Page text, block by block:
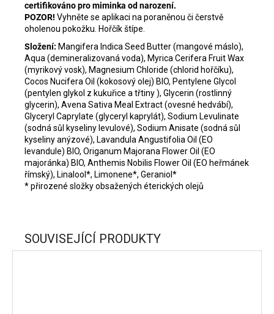
certifikováno pro miminka od narození.
POZOR! Vyhněte se aplikaci na poraněnou či čerstvě
oholenou pokožku. Hořčík štípe.
Složení: Mangifera Indica Seed Butter (mangové máslo),
Aqua (demineralizovaná voda), Myrica Cerifera Fruit Wax
(myrikový vosk), Magnesium Chloride (chlorid hořčíku),
Cocos Nucifera Oil (kokosový olej) BIO, Pentylene Glycol
(pentylen glykol z kukuřice a třtiny ), Glycerin (rostlinný
glycerin), Avena Sativa Meal Extract (ovesné hedvábí),
Glyceryl Caprylate (glyceryl kaprylát), Sodium Levulinate
(sodná sůl kyseliny levulové), Sodium Anisate (sodná sůl
kyseliny anýzové), Lavandula Angustifolia Oil (EO
levandule) BIO, Origanum Majorana Flower Oil (EO
majoránka) BIO, Anthemis Nobilis Flower Oil (EO heřmánek
římský), Linalool*, Limonene*, Geraniol*
* přirozené složky obsažených éterických olejů
SOUVISEJÍCÍ PRODUKTY